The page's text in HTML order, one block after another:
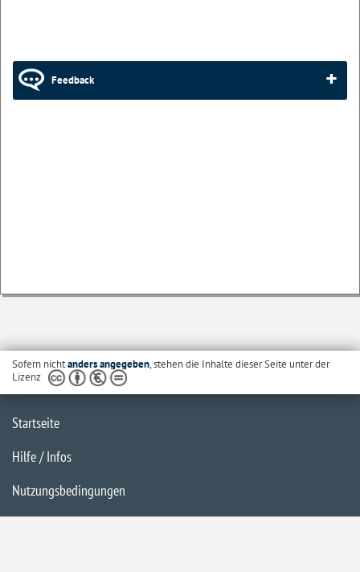
Feedback
Sofern nichtanders angegeben, stehen die Inhalte dieser Seite unter der
Lizenz
Startseite
Hilfe / Infos
Nutzungsbedingungen